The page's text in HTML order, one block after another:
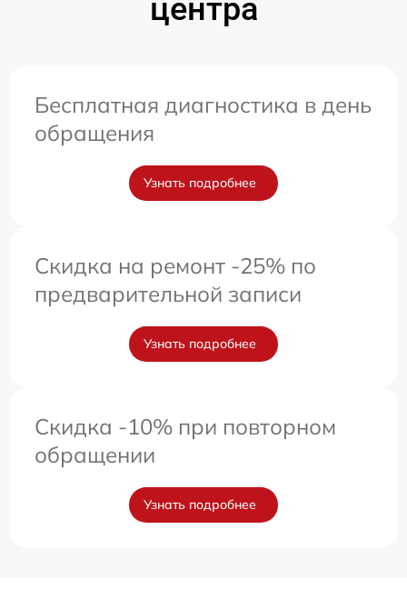
центра
Бесплатная диагностика в день
обращения
Узнать подробнее
Скидка на ремонт -25% по
предварительной записи
Узнать подробнее
Скидка -10% при повторном
обращении
Узнать подробнее